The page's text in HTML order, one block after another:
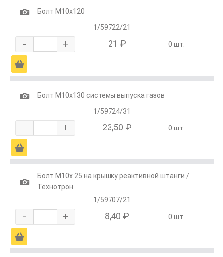
1
Болт М10х120
1/59722/21
- + 21 ₽ 0 шт.
Ä
1
Болт М10х130 системы выпуска газов
1/59724/31
- + 23,50 ₽ 0 шт.
Ä
1
Болт М10х 25 на крышку реактивной штанги /
Технотрон
1/59707/21
- + 8,40 ₽ 0 шт.
Ä